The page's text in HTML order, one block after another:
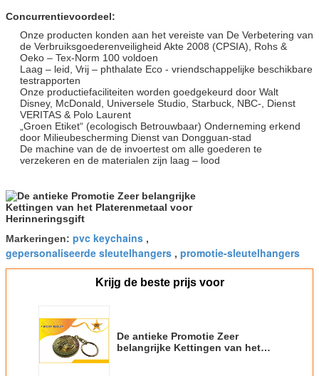
Concurrentievoordeel:
Onze producten konden aan het vereiste van De Verbetering van
de Verbruiksgoederenveiligheid Akte 2008 (CPSIA), Rohs &
Oeko – Tex-Norm 100 voldoen
Laag – leid, Vrij – phthalate Eco - vriendschappelijke beschikbare
testrapporten
Onze productiefaciliteiten worden goedgekeurd door Walt
Disney, McDonald, Universele Studio, Starbuck, NBC-, Dienst
VERITAS & Polo Laurent
„Groen Etiket“ (ecologisch Betrouwbaar) Onderneming erkend
door Milieubescherming Dienst van Dongguan-stad
De machine van de de invoertest om alle goederen te
verzekeren en de materialen zijn laag – lood
Markeringen: pvc keychains ,
gepersonaliseerde sleutelhangers , promotie-sleutelhangers
Krijg de beste prijs voor
De antieke Promotie Zeer
belangrijke Kettingen van het